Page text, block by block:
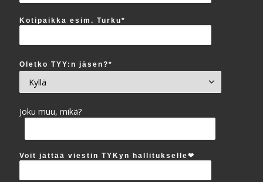
Kotipaikka esim. Turku*
Oletko TYY:n jäsen?*
Joku muu, mikä?
Voit jättää viestin TYKyn hallitukselle‪❤︎